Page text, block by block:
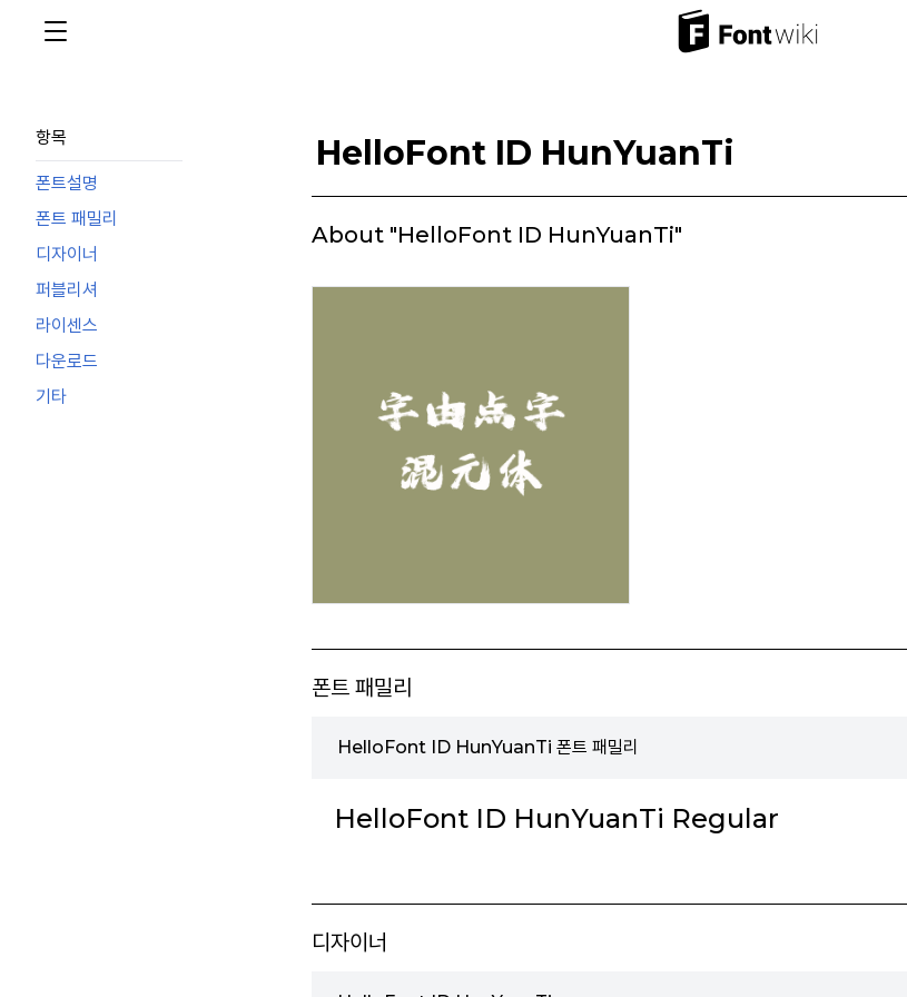
항목
폰트설명
폰트 패밀리
디자이너
퍼블리셔
라이센스
다운로드
기타
HelloFont ID HunYuanTi
About "HelloFont ID HunYuanTi"
폰트 패밀리
HelloFont ID HunYuanTi 폰트 패밀리
HelloFont ID HunYuanTi Regular
디자이너